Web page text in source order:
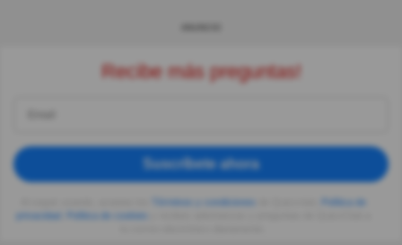
Recibe más preguntas!
Suscríbete ahora